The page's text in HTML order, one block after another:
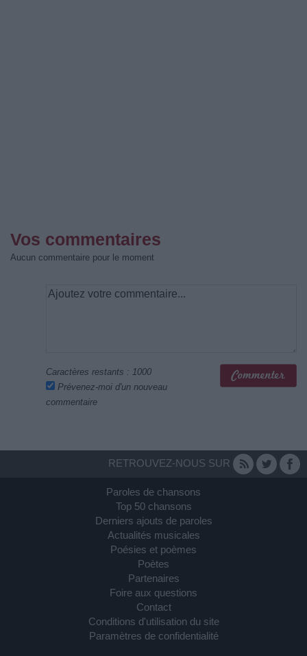
Vos commentaires
Aucun commentaire pour le moment
Caractères restants : 1000
Prévenez-moi d'un nouveau
commentaire
RETROUVEZ-NOUS SUR
Paroles de chansons
Top 50 chansons
Derniers ajouts de paroles
Actualités musicales
Poésies et poèmes
Poètes
Partenaires
Foire aux questions
Contact
Conditions d'utilisation du site
Paramètres de confidentialité